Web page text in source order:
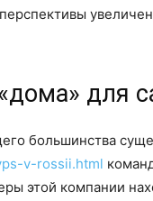
для
большинства
v-rossii.html
этой компании